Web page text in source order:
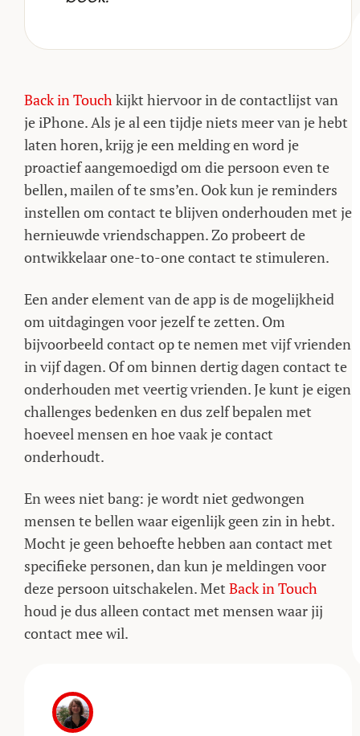
Back in Touchkijkt hiervoor in de contactlijst van
je iPhone. Als je al een tijdje niets meer van je hebt
laten horen, krijg je een melding en word je
proactief aangemoedigd om die persoon even te
bellen, mailen of te sms’en. Ook kun je reminders
instellen om contact te blijven onderhouden met je
hernieuwde vriendschappen. Zo probeert de
ontwikkelaar one-to-one contact te stimuleren.
Een ander element van de app is de mogelijkheid
om uitdagingen voor jezelf te zetten. Om
bijvoorbeeld contact op te nemen met vijf vrienden
in vijf dagen. Of om binnen dertig dagen contact te
onderhouden met veertig vrienden. Je kunt je eigen
challenges bedenken en dus zelf bepalen met
hoeveel mensen en hoe vaak je contact
onderhoudt.
En wees niet bang: je wordt niet gedwongen
mensen te bellen waar eigenlijk geen zin in hebt.
Mocht je geen behoefte hebben aan contact met
specifieke personen, dan kun je meldingen voor
deze persoon uitschakelen. Met Back in Touch
houd je dus alleen contact met mensen waar jij
contact mee wil.